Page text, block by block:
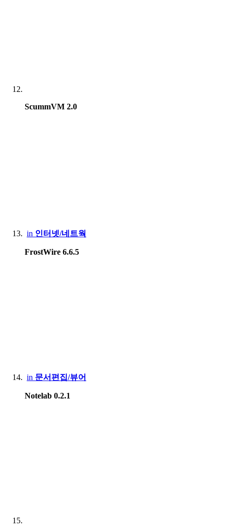
ScummVM 2.0
in 인터넷/네트웍
FrostWire 6.6.5
in 문서편집/뷰어
Notelab 0.2.1